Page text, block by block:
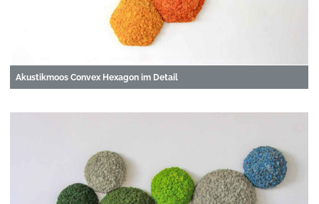
Akustikmoos Convex Hexagon im Detail